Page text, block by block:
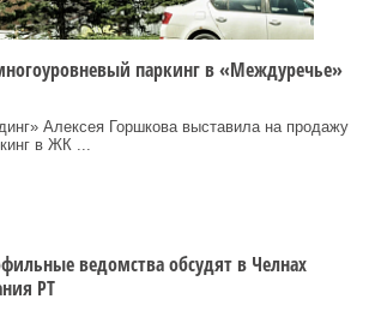
паркинг в «Междуречье»
Алексея Горшкова выставила на продажу
в ЖК ...
ведомства обсудят в Челнах
РТ